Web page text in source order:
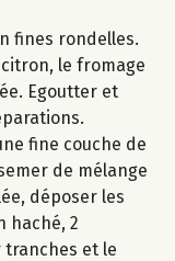
fines rondelles.
citron, le fromage
Egoutter et
fine couche de
de mélange
déposer les
haché, 2
et le